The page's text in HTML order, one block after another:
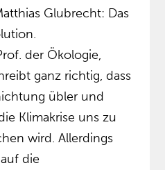
Glubrecht: Das
der Ökologie,
ganz richtig, dass
übler und
Klimakrise uns zu
wird. Allerdings
die